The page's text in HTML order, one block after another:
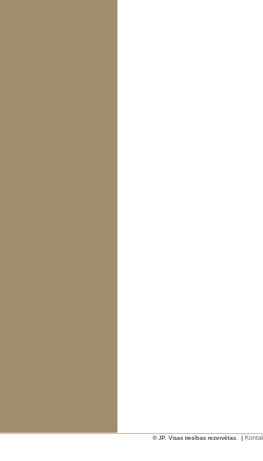
© JP. Visas tiesības rezervētas. |